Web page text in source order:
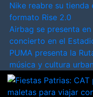
Nike reabre su tienda
formato Rise 2.0
Airbag se presenta
concierto en el
PUMA presenta la
música y cultura